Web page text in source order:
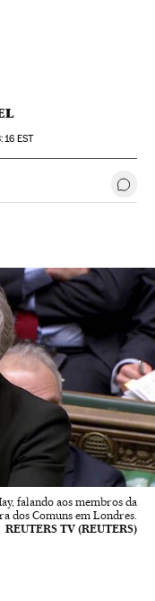
EST
falando aos membros da
dos Comuns em Londres.
REUTERS TV (REUTERS)